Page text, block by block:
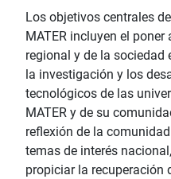
Los objetivos centrales
MATER incluyen el
regional y de la sociedad
la investigación y los
tecnológicos de las
MATER y de su
reflexión de la
temas de interés
propiciar la recuperación